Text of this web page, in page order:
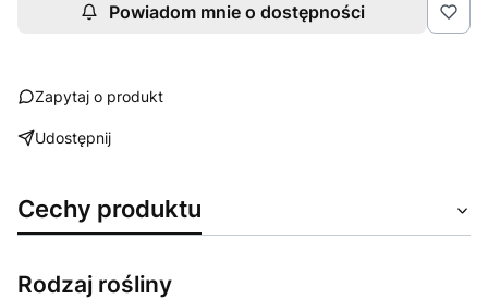
Powiadom mnie o dostępności
Zapytaj o produkt
Udostępnij
Cechy produktu
Rodzaj rośliny